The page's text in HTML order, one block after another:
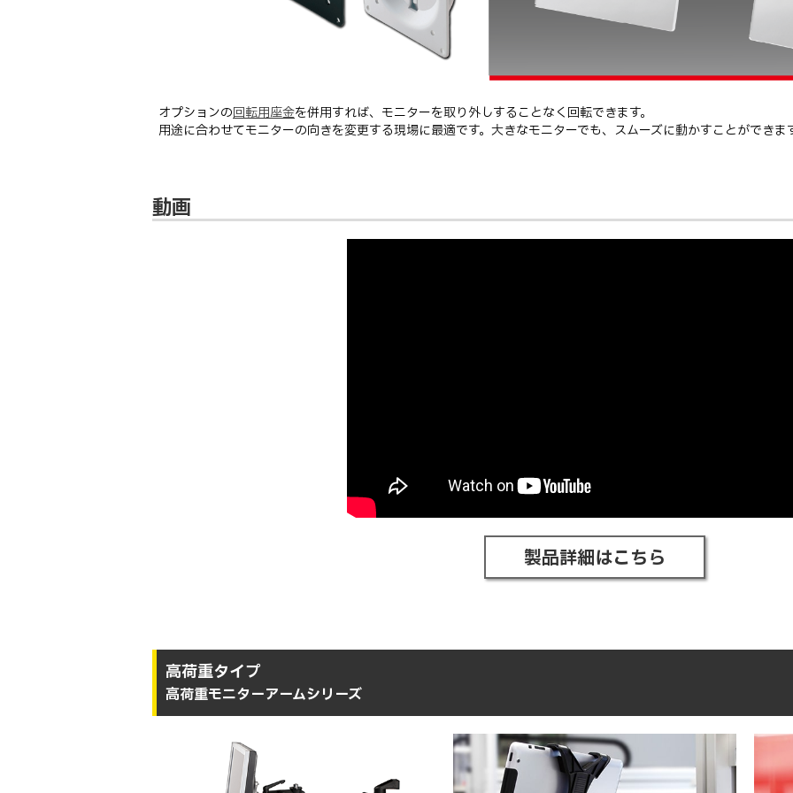
オプションの回転用座金を併用すれば、モニターを取り外しすることなく回転できます。
用途に合わせてモニターの向きを変更する現場に最適です。大きなモニターでも、スムーズに動かすことができま
動画
製品詳細はこちら
高荷重タイプ
高荷重モニターアームシリーズ